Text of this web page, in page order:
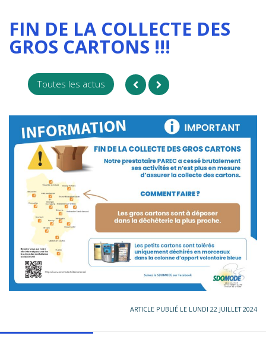
FIN DE LA COLLECTE DES
GROS CARTONS !!!
Toutes les actus
ARTICLE PUBLIÉ LE LUNDI 22 JUILLET 2024